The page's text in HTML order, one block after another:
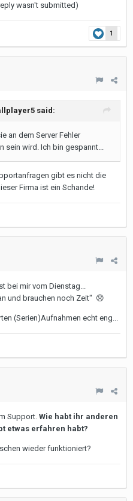
wasn't submitted)
1
said:
an dem Server Fehler
sein wird. Ich bin gespannt...
gibt es nicht die
Firma ist ein Schande!
bei mir vom Dienstag...
und brauchen noch Zeit" 😞
(Serien)Aufnahmen echt eng...
Support. Wie habt ihr anderen
etwas erfahren habt?
wieder funktioniert?